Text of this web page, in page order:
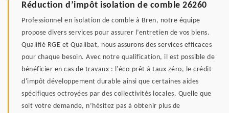
Réduction d’impôt isolation de comble 26260
Professionnel en isolation de comble à Bren, notre équipe
propose divers services pour assurer l’entretien de vos biens.
Qualifié RGE et Qualibat, nous assurons des services efficaces
pour chaque besoin. Avec notre qualification, il est possible de
bénéficier en cas de travaux : l'éco-prêt à taux zéro, le crédit
d'impôt développement durable ainsi que certaines aides
spécifiques octroyées par des collectivités locales. Quelle que
soit votre demande, n’hésitez pas à obtenir plus de